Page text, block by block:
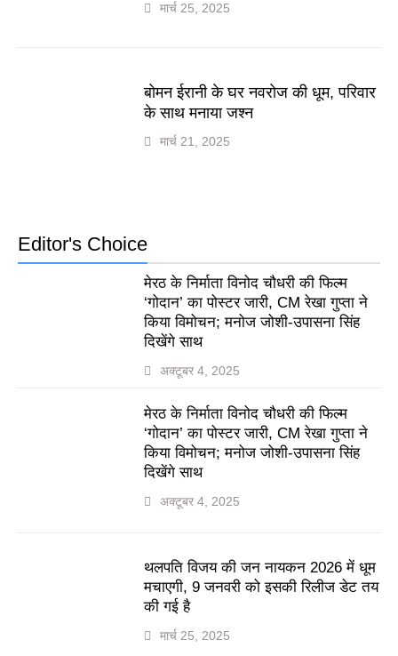
मार्च 25, 2025
बोमन ईरानी के घर नवरोज की धूम, परिवार
के साथ मनाया जश्न
मार्च 21, 2025
Editor's Choice
मेरठ के निर्माता विनोद चौधरी की फिल्म
‘गोदान’ का पोस्टर जारी, CM रेखा गुप्ता ने
किया विमोचन; मनोज जोशी-उपासना सिंह
दिखेंगे साथ
अक्टूबर 4, 2025
मेरठ के निर्माता विनोद चौधरी की फिल्म
‘गोदान’ का पोस्टर जारी, CM रेखा गुप्ता ने
किया विमोचन; मनोज जोशी-उपासना सिंह
दिखेंगे साथ
अक्टूबर 4, 2025
थलपति विजय की जन नायकन 2026 में धूम
मचाएगी, 9 जनवरी को इसकी रिलीज डेट तय
की गई है
मार्च 25, 2025